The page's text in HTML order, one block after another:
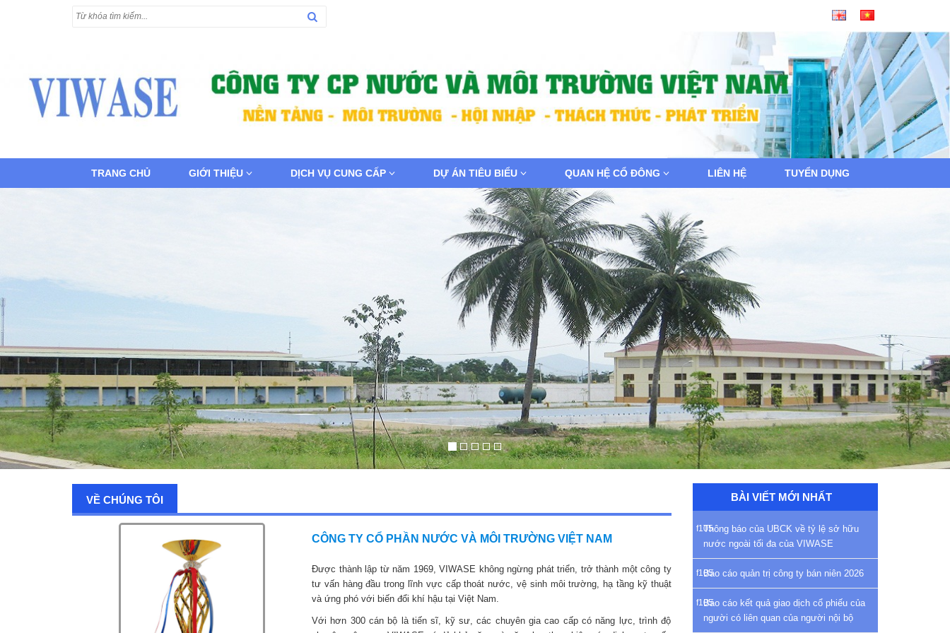
TRANG CHỦ GIỚI THIỆU DỊCH VỤ CUNG CẤP DỰ ÁN TIÊU BIỂU QUAN HỆ CỔ ĐÔNG LIÊN HỆ TUYỂN DỤNG
VỀ CHÚNG TÔI
CÔNG TY CỔ PHẦN NƯỚC VÀ MÔI TRƯỜNG VIỆT NAM
Được thành lập từ năm 1969, VIWASE không ngừng phát triển, trở thành một công ty
tư vấn hàng đầu trong lĩnh vực cấp thoát nước, vệ sinh môi trường, hạ tầng kỹ thuật
và ứng phó với biến đổi khí hậu tại Việt Nam.
Với hơn 300 cán bộ là tiến sĩ, kỹ sư, các chuyên gia cao cấp có năng lực, trình độ
BÀI VIẾT MỚI NHẤT
Thông báo của UBCK về tỷ lệ sở hữu
nước ngoài tối đa của VIWASE
Báo cáo quản trị công ty bán niên 2026
Báo cáo kết quả giao dịch cổ phiếu của
người có liên quan của người nội bộ